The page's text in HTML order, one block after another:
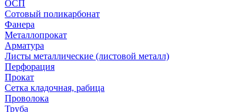
ОСП
Сотовый поликарбонат
Фанера
Металлопрокат
Арматура
Листы металлические (листовой металл)
Перфорация
Прокат
Сетка кладочная, рабица
Проволока
Труба